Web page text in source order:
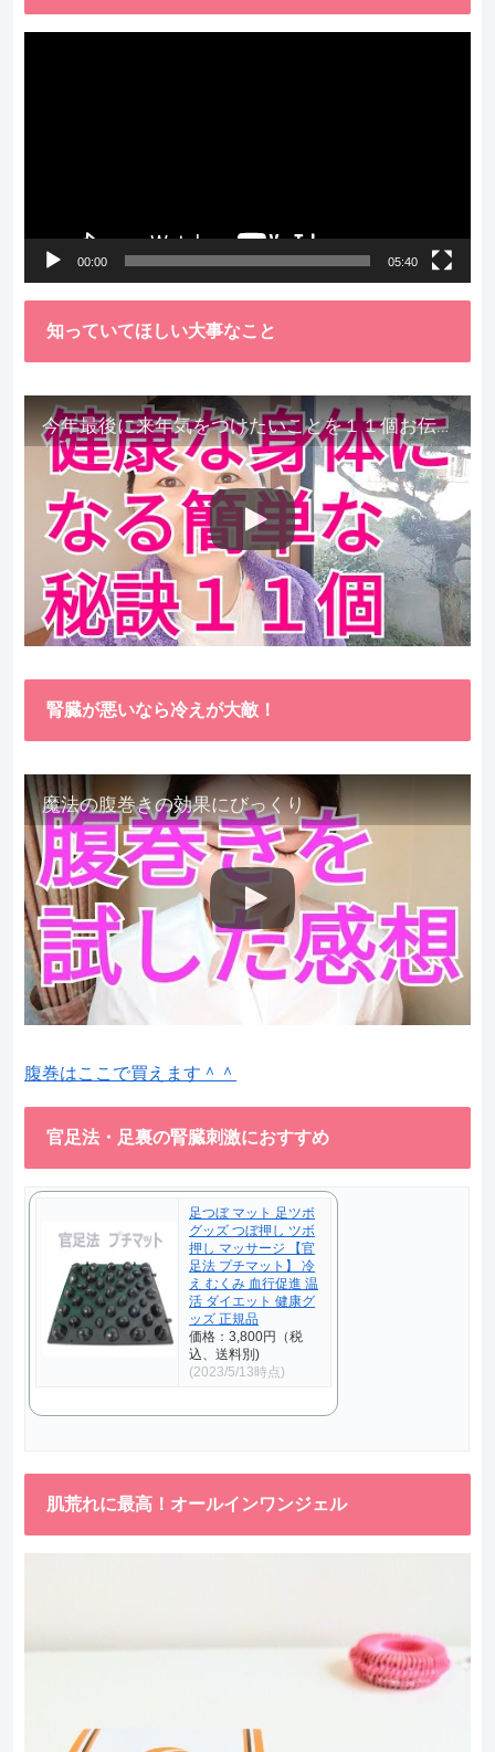
00:00 05:40
知っていてほしい大事なこと
今年最後に来年気をつけたいことを１１個お伝えします。
腎臓が悪いなら冷えが大敵！
魔法の腹巻きの効果にびっくり
腹巻はここで買えます＾＾
官足法・足裏の腎臓刺激におすすめ
足つぼ マット 足ツボ
グッズ つぼ押し ツボ
押し マッサージ 【官
足法 プチマット】 冷
え むくみ 血行促進 温
活 ダイエット 健康グ
ッズ 正規品
価格：3,800円（税
込、送料別)
(2023/5/13時点)
肌荒れに最高！オールインワンジェル